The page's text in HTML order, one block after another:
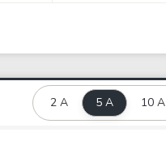
2 A 5 A 10 A